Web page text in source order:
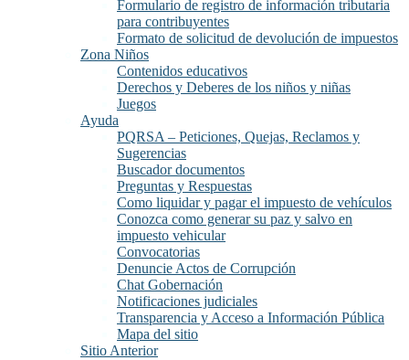
Formulario de registro de información tributaria
para contribuyentes
Formato de solicitud de devolución de impuestos
Zona Niños
Contenidos educativos
Derechos y Deberes de los niños y niñas
Juegos
Ayuda
PQRSA – Peticiones, Quejas, Reclamos y
Sugerencias
Buscador documentos
Preguntas y Respuestas
Como liquidar y pagar el impuesto de vehículos
Conozca como generar su paz y salvo en
impuesto vehicular
Convocatorias
Denuncie Actos de Corrupción
Chat Gobernación
Notificaciones judiciales
Transparencia y Acceso a Información Pública
Mapa del sitio
Sitio Anterior